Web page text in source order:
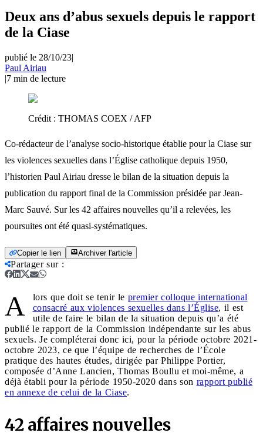
Deux ans d’abus sexuels depuis le rapport
de la Ciase
publié le 28/10/23|
Paul Airiau
|7 min de lecture
Crédit : THOMAS COEX / AFP
Co-rédacteur de l’analyse socio-historique établie pour la Ciase sur
les violences sexuelles dans l’Église catholique depuis 1950,
l’historien Paul Airiau dresse le bilan de la situation depuis la
publication du rapport final de la Commission présidée par Jean-
Marc Sauvé. Sur les 42 affaires nouvelles qu’il a relevées, les
poursuites ont été quasi-systématiques.
Copier le lien Archiver l'article
Partager sur:
A lors que doit se tenir le premier colloque international
consacré aux violences sexuelles dans l’Église, il est
utile de faire le bilan de la situation depuis qu’a été
publié le rapport de la Commission indépendante sur les abus
sexuels. Je compléterai donc ici, pour la période octobre 2021-
octobre 2023, ce que l’équipe de recherches de l’École
pratique des hautes études, dirigée par Philippe Portier,
composée d’Anne Lancien, Thomas Boullu et moi-même, a
déjà établi pour la période 1950-2020 dans son rapport publié
en annexe de celui de la Ciase.
42 affaires nouvelles